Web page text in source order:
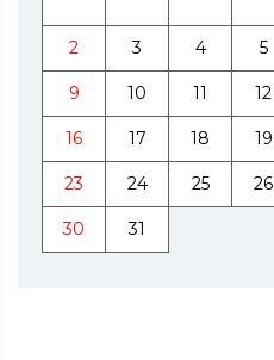
2 3 4 5
9 10 11 12
16 17 18 19
23 24 25 26
30 31